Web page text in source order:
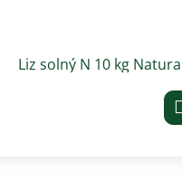
Liz solný N 10 kg